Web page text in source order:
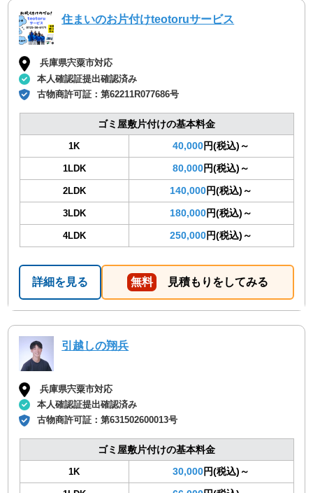
住まいのお片付けteotoruサービス
兵庫県宍粟市対応
本人確認証提出確認済み
古物商許可証：第62211R077686号
ゴミ屋敷片付けの基本料金
1K 40,000円(税込)～
1LDK 80,000円(税込)～
2LDK 140,000円(税込)～
3LDK 180,000円(税込)～
4LDK 250,000円(税込)～
詳細を見る 無料 見積もりをしてみる
引越しの翔兵
兵庫県宍粟市対応
本人確認証提出確認済み
古物商許可証：第631502600013号
ゴミ屋敷片付けの基本料金
1K 30,000円(税込)～